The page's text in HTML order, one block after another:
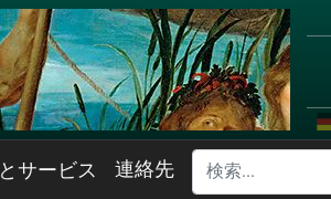
サービス 連絡先